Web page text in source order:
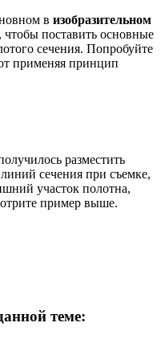
в изобразительном
чтобы поставить основные
сечения. Попробуйте
применяя принцип
разместить
сечения при съемке,
участок полотна,
пример выше.
теме: